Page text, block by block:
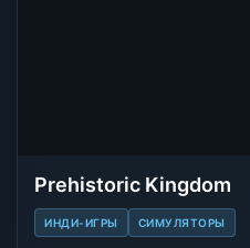
Prehistoric Kingdom
ИНДИ-ИГРЫ СИМУЛЯТОРЫ